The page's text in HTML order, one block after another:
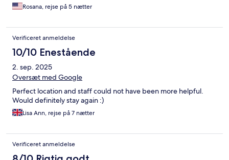
Rosana, rejse på 5 nætter
Verificeret anmeldelse
10/10 Enestående
2. sep. 2025
Oversæt med Google
Perfect location and staff could not have been more helpful.
Would definitely stay again :)
Lisa Ann, rejse på 7 nætter
Verificeret anmeldelse